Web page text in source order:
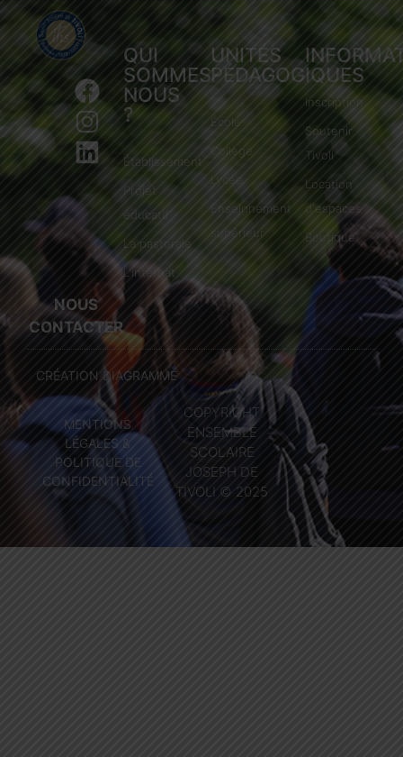
QUI
SOMMES-
NOUS
?
Établissement
Projet
éducatif
La pastorale
L'internat
UNITÉS
PÉDAGOGIQUES
École
Collège
Lycée
Enseignement
supérieur
Inscription
Soutenir
Tivoli
Location
d'espaces
Boutique
NOUS
CONTACTER
CRÉATION DIAGRAMME
MENTIONS
LÉGALES &
POLITIQUE DE
CONFIDENTIALITÉ
COPYRIGHT
ENSEMBLE
SCOLAIRE
JOSEPH DE
TIVOLI © 2025